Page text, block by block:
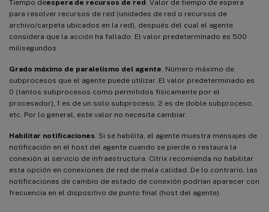
Tiempo deespera de recursos de red . Valor de tiempo de espera
para resolver recursos de red (unidades de red o recursos de
archivo/carpeta ubicados en la red), después del cual el agente
considera que la acción ha fallado. El valor predeterminado es 500
milisegundos.
Grado máximo de paralelismo del agente . Número máximo de
subprocesos que el agente puede utilizar. El valor predeterminado es
0 (tantos subprocesos como permitidos físicamente por el
procesador), 1 es de un solo subproceso, 2 es de doble subproceso,
etc. Por lo general, este valor no necesita cambiar.
Habilitar notificaciones . Si se habilita, el agente muestra mensajes de
notificación en el host del agente cuando se pierde o restaura la
conexión al servicio de infraestructura. Citrix recomienda no habilitar
esta opción en conexiones de red de mala calidad. De lo contrario, las
notificaciones de cambio de estado de conexión podrían aparecer con
frecuencia en el dispositivo de punto final (host del agente).